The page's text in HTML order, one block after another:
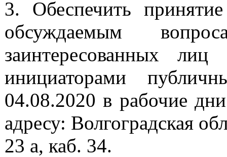
3. Обеспечить
обсуждаемым
заинтересованных
инициаторами
04.08.2020 в рабочие
адресу: Волгоградская
23 а, каб. 34.